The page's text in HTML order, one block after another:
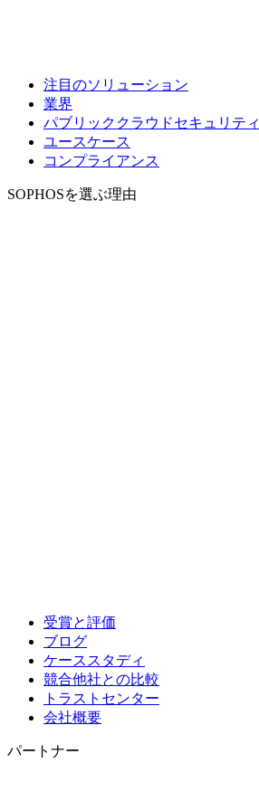
注目のソリューション
業界
パブリッククラウドセキュリティ
ユースケース
コンプライアンス
SOPHOSを選ぶ理由
受賞と評価
ブログ
ケーススタディ
競合他社との比較
トラストセンター
会社概要
パートナー